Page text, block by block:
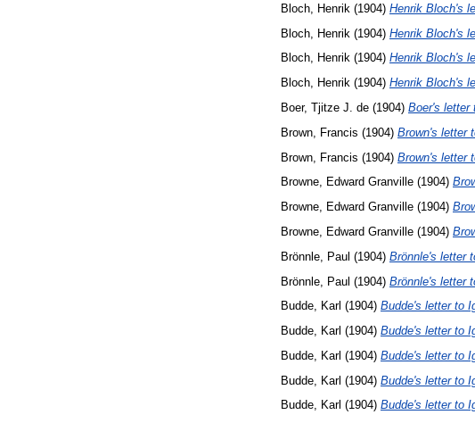
Bloch, Henrik (1904) Henrik Bloch's
Bloch, Henrik (1904) Henrik Bloch's
Bloch, Henrik (1904) Henrik Bloch's
Bloch, Henrik (1904) Henrik Bloch's
Boer, Tjitze J. de (1904) Boer's letter
Brown, Francis (1904) Brown's letter
Brown, Francis (1904) Brown's letter
Browne, Edward Granville (1904)
Browne, Edward Granville (1904)
Browne, Edward Granville (1904)
Brönnle, Paul (1904) Brönnle's letter
Brönnle, Paul (1904) Brönnle's letter
Budde, Karl (1904) Budde's letter to
Budde, Karl (1904) Budde's letter to
Budde, Karl (1904) Budde's letter to
Budde, Karl (1904) Budde's letter to
Budde, Karl (1904) Budde's letter to